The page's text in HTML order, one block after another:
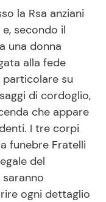
la Rsa anziani
secondo il
una donna
alla fede
particolare su
di cordoglio,
che appare
I tre corpi
funebre Fratelli
del
ogni dettaglio